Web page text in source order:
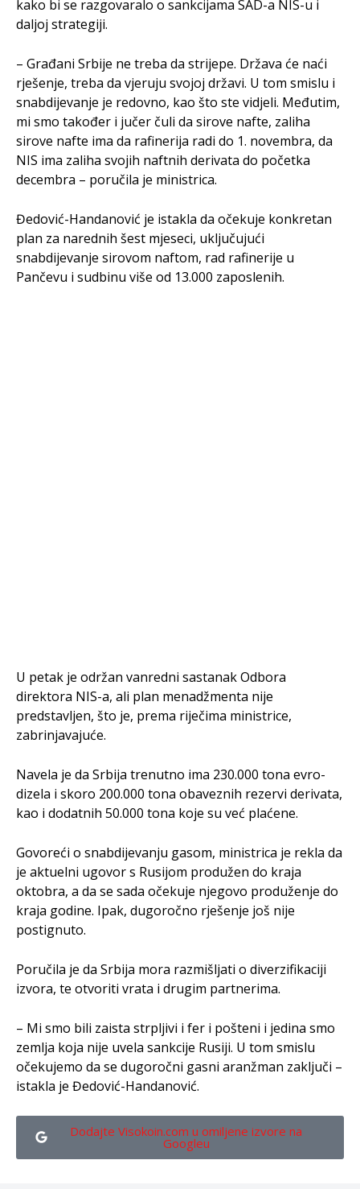
kako bi se razgovaralo o sankcijama SAD-a NIS-u i
daljoj strategiji.
– Građani Srbije ne treba da strijepe. Država će naći
rješenje, treba da vjeruju svojoj državi. U tom smislu i
snabdijevanje je redovno, kao što ste vidjeli. Međutim,
mi smo također i jučer čuli da sirove nafte, zaliha
sirove nafte ima da rafinerija radi do 1. novembra, da
NIS ima zaliha svojih naftnih derivata do početka
decembra – poručila je ministrica.
Đedović-Handanović je istakla da očekuje konkretan
plan za narednih šest mjeseci, uključujući
snabdijevanje sirovom naftom, rad rafinerije u
Pančevu i sudbinu više od 13.000 zaposlenih.
U petak je održan vanredni sastanak Odbora
direktora NIS-a, ali plan menadžmenta nije
predstavljen, što je, prema riječima ministrice,
zabrinjavajuće.
Navela je da Srbija trenutno ima 230.000 tona evro-
dizela i skoro 200.000 tona obaveznih rezervi derivata,
kao i dodatnih 50.000 tona koje su već plaćene.
Govoreći o snabdijevanju gasom, ministrica je rekla da
je aktuelni ugovor s Rusijom produžen do kraja
oktobra, a da se sada očekuje njegovo produženje do
kraja godine. Ipak, dugoročno rješenje još nije
postignuto.
Poručila je da Srbija mora razmišljati o diverzifikaciji
izvora, te otvoriti vrata i drugim partnerima.
– Mi smo bili zaista strpljivi i fer i pošteni i jedina smo
zemlja koja nije uvela sankcije Rusiji. U tom smislu
očekujemo da se dugoročni gasni aranžman zaključi –
istakla je Đedović-Handanović.
Dodajte Visokoin.com u omiljene izvore na
Googleu